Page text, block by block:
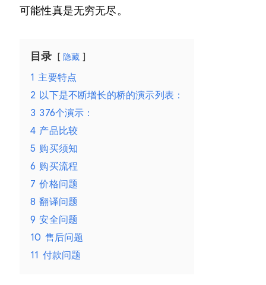
可能性真是无穷无尽。
目录 隐藏
1 主要特点
2 以下是不断增长的桥的演示列表：
3 376个演示：
4 产品比较
5 购买须知
6 购买流程
7 价格问题
8 翻译问题
9 安全问题
10 售后问题
11 付款问题